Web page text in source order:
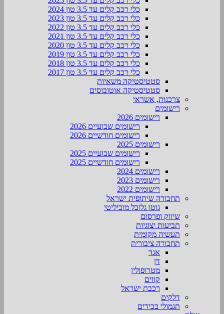
כלי רכב קלים עד 3.5 טון 2024
כלי רכב קלים עד 3.5 טון 2023
כלי רכב קלים עד 3.5 טון 2022
כלי רכב קלים עד 3.5 טון 2021
כלי רכב קלים עד 3.5 טון 2020
כלי רכב קלים עד 3.5 טון 2019
כלי רכב קלים עד 3.5 טון 2018
כלי רכב קלים עד 3.5 טון 2017
סטטיסטיקה משאיות
סטטיסטיקה אוטובוסים
צרכנות, אשראי
רישומים
רישומים 2026
רישומים שבועיים 2026
רישומים חודשיים 2026
רישומים 2025
רישומים שבועיים 2025
רישומים חודשיים 2025
רישומים 2024
רישומים 2023
רישומים 2022
תחבורה שיתופית ישראל
גוטו גלובל מוביליטי
שיווק ופרסום
תביעות יצוגיות
תעשיה מקומית
תחבורה ציבורית
אגד
דן
מטרופולין
קווים
רכבת ישראל
דלקים
תגמולי בכירים